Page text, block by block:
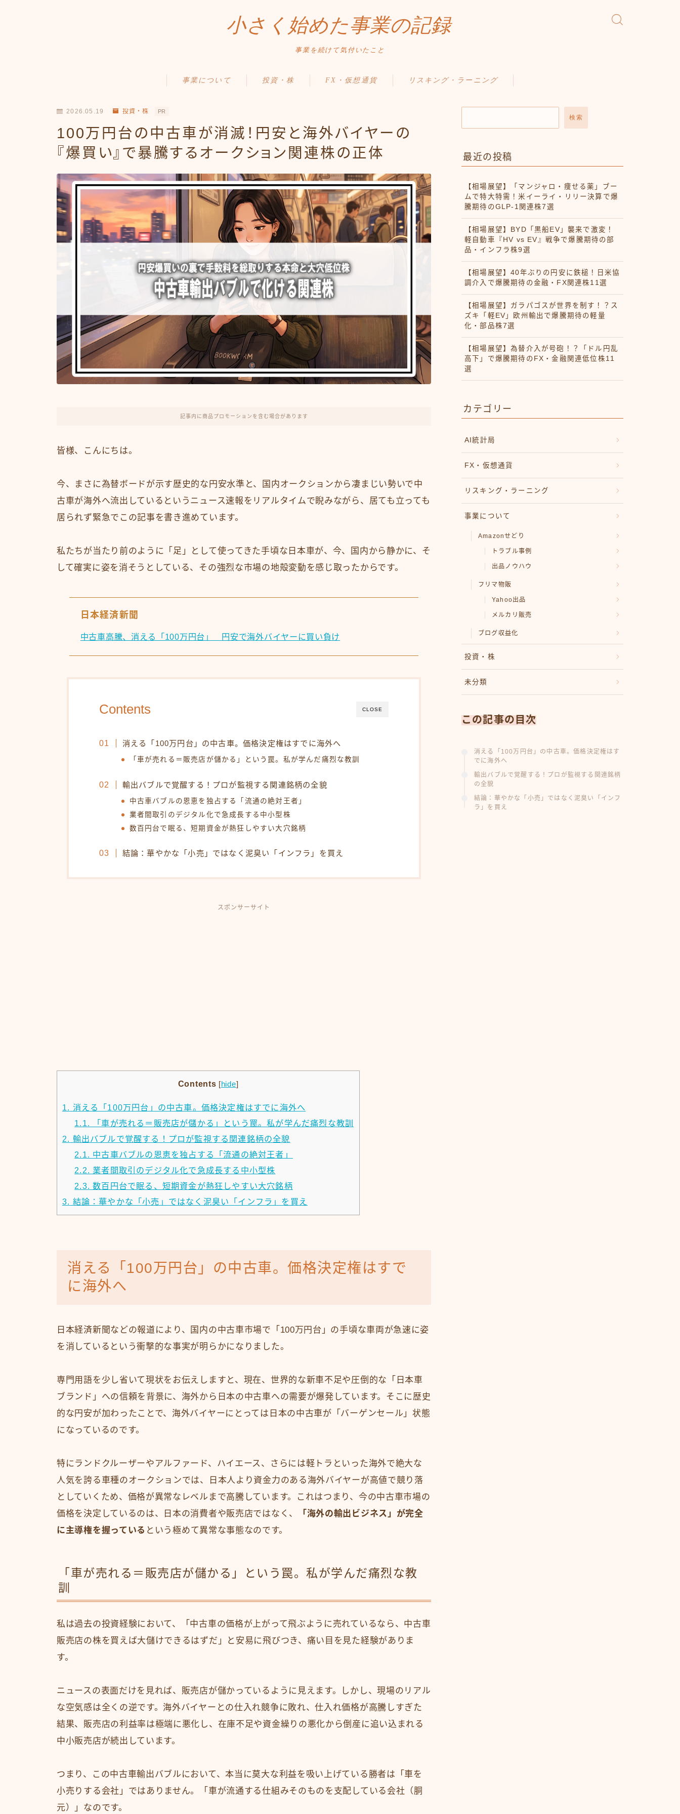
小さく始めた事業の記録
事業を続けて気付いたこと
事業について
トラブル事例
出品ノウハウ
Yahoo出品
メルカリ販売
投資・株 FX・仮想通貨 リスキング・ラーニング
2026.05.19 投資・株 PR
100万円台の中古車が消滅！円安と海外バイヤーの
『爆買い』で暴騰するオークション関連株の正体
記事内に商品プロモーションを含む場合があります
皆様、こんにちは。
今、まさに為替ボードが示す歴史的な円安水準と、国内オークションから凄まじい勢いで中
古車が海外へ流出しているというニュース速報をリアルタイムで睨みながら、居ても立っても
居られず緊急でこの記事を書き進めています。
私たちが当たり前のように「足」として使ってきた手頃な日本車が、今、国内から静かに、そ
して確実に姿を消そうとしている、その強烈な市場の地殻変動を感じ取ったからです。
日本経済新聞
中古車高騰、消える「100万円台」 円安で海外バイヤーに買い負け
CLOSE
Contents
消える「100万円台」の中古車。価格決定権はすでに海外へ
「車が売れる＝販売店が儲かる」という罠。私が学んだ痛烈な教訓
輸出バブルで覚醒する！プロが監視する関連銘柄の全貌
中古車バブルの恩恵を独占する「流通の絶対王者」
業者間取引のデジタル化で急成長する中小型株
数百円台で眠る、短期資金が熱狂しやすい大穴銘柄
結論：華やかな「小売」ではなく泥臭い「インフラ」を買え
スポンサーサイト
Contents [hide]
1. 消える「100万円台」の中古車。価格決定権はすでに海外へ
1.1.
「車が売れる＝販売店が儲かる」という罠。私が学んだ痛烈な教訓
2. 輸出バブルで覚醒する！プロが監視する関連銘柄の全貌
2.1. 中古車バブルの恩恵を独占する「流通の絶対王者」
2.2. 業者間取引のデジタル化で急成長する中小型株
2.3. 数百円台で眠る、短期資金が熱狂しやすい大穴銘柄
3. 結論：華やかな「小売」ではなく泥臭い「インフラ」を買え
消える「100万円台」の中古車。価格決定権はすで
に海外へ
日本経済新聞などの報道により、国内の中古車市場で「100万円台」の手頃な車両が急速に姿
を消しているという衝撃的な事実が明らかになりました。
専門用語を少し省いて現状をお伝えしますと、現在、世界的な新車不足や圧倒的な「日本車
ブランド」への信頼を背景に、海外から日本の中古車への需要が爆発しています。そこに歴史
的な円安が加わったことで、海外バイヤーにとっては日本の中古車が「バーゲンセール」状態
になっているのです。
特にランドクルーザーやアルファード、ハイエース、さらには軽トラといった海外で絶大な
人気を誇る車種のオークションでは、日本人より資金力のある海外バイヤーが高値で競り落
としていくため、価格が異常なレベルまで高騰しています。これはつまり、今の中古車市場の
価格を決定しているのは、日本の消費者や販売店ではなく、
「海外の輸出ビジネス」が完全
に主導権を握っている という極めて異常な事態なのです。
「車が売れる＝販売店が儲かる」という罠。私が学んだ痛烈な教
訓
私は過去の投資経験において、「中古車の価格が上がって飛ぶように売れているなら、中古車
販売店の株を買えば大儲けできるはずだ」と安易に飛びつき、痛い目を見た経験がありま
す。
ニュースの表面だけを見れば、販売店が儲かっているように見えます。しかし、現場のリアル
な空気感は全くの逆です。海外バイヤーとの仕入れ競争に敗れ、仕入れ価格が高騰しすぎた
結果、販売店の利益率は極端に悪化し、在庫不足や資金繰りの悪化から倒産に追い込まれる
中小販売店が続出しています。
つまり、この中古車輸出バブルにおいて、本当に莫大な利益を吸い上げている勝者は「車を
小売りする会社」ではありません。「車が流通する仕組みそのものを支配している会社（胴
元）」なのです。
検索
最近の投稿
【相場展望】「マンジャロ・痩せる薬」ブー
ムで特大特需！米イーライ・リリー決算で爆
騰期待のGLP-1関連株7選
【相場展望】BYD「黒船EV」襲来で激変！
軽自動車『HV vs EV』戦争で爆騰期待の部
品・インフラ株9選
【相場展望】40年ぶりの円安に鉄槌！日米協
調介入で爆騰期待の金融・FX関連株11選
【相場展望】ガラパゴスが世界を制す！？ス
ズキ「軽EV」欧州輸出で爆騰期待の軽量
化・部品株7選
【相場展望】為替介入が号砲！？「ドル円乱
高下」で爆騰期待のFX・金融関連低位株11
選
カテゴリー
AI統計局
FX・仮想通貨
リスキング・ラーニング
事業について
Amazonせどり
トラブル事例
出品ノウハウ
フリマ物販
Yahoo出品
メルカリ販売
ブログ収益化
投資・株
未分類
この記事の目次
消える「100万円台」の中古車。価格決定権はす
でに海外へ
輸出バブルで覚醒する！プロが監視する関連銘柄
の全貌
結論：華やかな「小売」ではなく泥臭い「インフ
ラ」を買え